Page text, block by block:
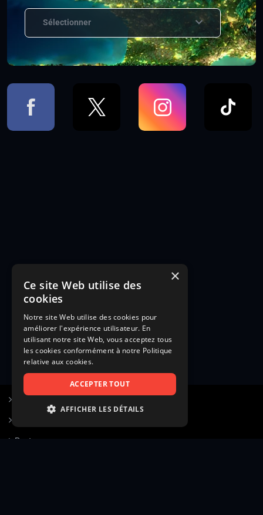
Sélectionner
Poster une annonce
×
Ce site Web utilise des
cookies
Notre site Web utilise des cookies pour
améliorer l'expérience utilisateur. En
utilisant notre site Web, vous acceptez tous
les cookies conformément à notre Politique
relative aux cookies.
ACCEPTER TOUT
AFFICHER LES DÉTAILS